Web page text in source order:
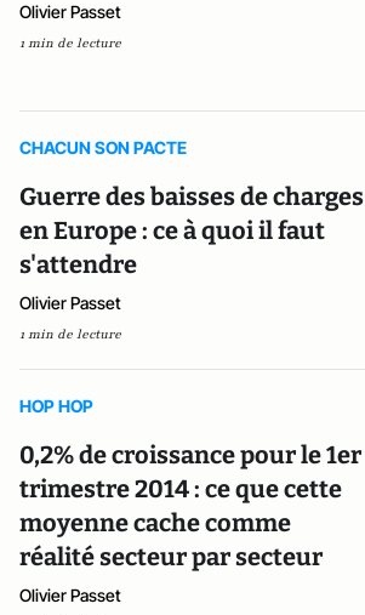
Olivier Passet
1 min de lecture
CHACUN SON PACTE
Guerre des baisses de charges
en Europe : ce à quoi il faut
s'attendre
Olivier Passet
1 min de lecture
HOP HOP
0,2% de croissance pour le 1er
trimestre 2014 : ce que cette
moyenne cache comme
réalité secteur par secteur
Olivier Passet